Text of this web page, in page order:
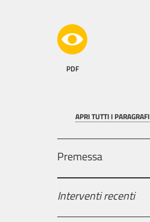
PDF
APRI TUTTI I PARAGRAFI
Premessa
Interventi recenti